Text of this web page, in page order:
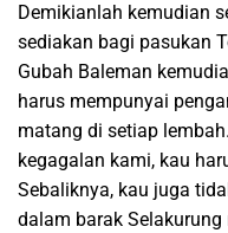
Demikianlah kemudian
sediakan bagi pasukan
Gubah Baleman
harus mempunyai
matang di setiap
kegagalan kami, kau
Sebaliknya, kau juga
dalam barak